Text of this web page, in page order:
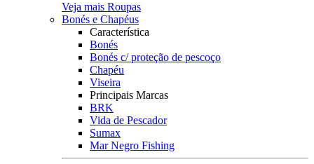
Veja mais Roupas
Bonés e Chapéus
Característica
Bonés
Bonés c/ proteção de pescoço
Chapéu
Viseira
Principais Marcas
BRK
Vida de Pescador
Sumax
Mar Negro Fishing